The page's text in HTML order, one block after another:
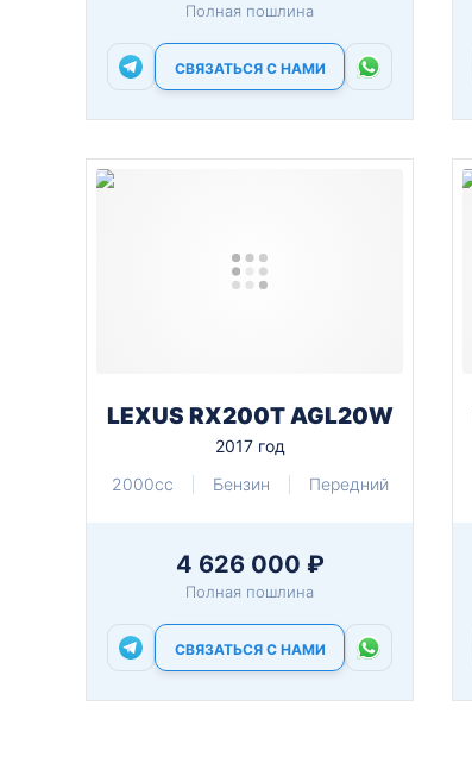
Полная пошлина
СВЯЗАТЬСЯ С НАМИ
LEXUS RX200T AGL20W
2017 год
2000cc
Бензин Передний
4 626 000 ₽
Полная пошлина
СВЯЗАТЬСЯ С НАМИ